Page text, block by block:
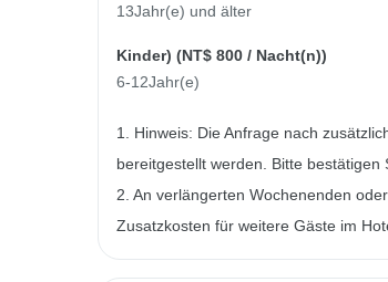
13Jahr(e) und älter
Kinder) (NT$ 800 / Nacht(n))
6-12Jahr(e)
1. Hinweis: Die Anfrage nach
bereitgestellt werden. Bitte
2. An verlängerten Wochenenden
Zusatzkosten für weitere Gäste im